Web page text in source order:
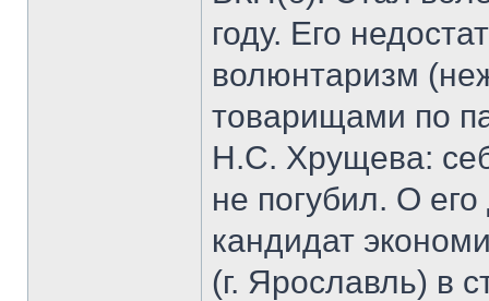
году. Его
волюнтаризм
товарищами по
Н.С. Хрущева:
не погубил. О
кандидат
(г. Ярославль) в